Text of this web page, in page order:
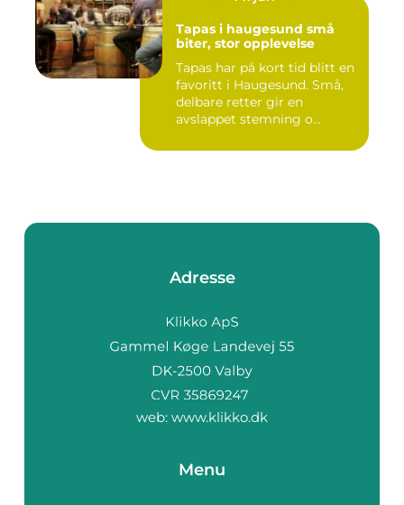
Tapas i haugesund små
biter, stor opplevelse
Tapas har på kort tid blitt en
favoritt i Haugesund. Små,
delbare retter gir en
avslappet stemning o...
Adresse
web: www.klikko.dk
Menu